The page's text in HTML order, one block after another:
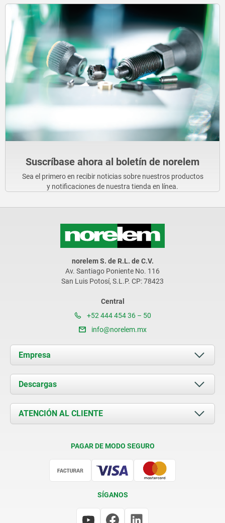
Suscríbase ahora al boletín de norelem
Sea el primero en recibir noticias sobre nuestros productos
y notificaciones de nuestra tienda en línea.
norelem S. de R.L. de C.V.
Av. Santiago Poniente No. 116
San Luis Potosí, S.L.P. CP: 78423
Central
+52 444 454 36 – 50
info@norelem.mx
Empresa
Acerca de nosotros
Novedades
Contacto
Descargas
Documents
ATENCIÓN AL CLIENTE
PAGAR DE MODO SEGURO
SÍGANOS